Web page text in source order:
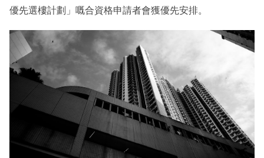
優先選樓計劃」嘅合資格申請者會獲優先安排。